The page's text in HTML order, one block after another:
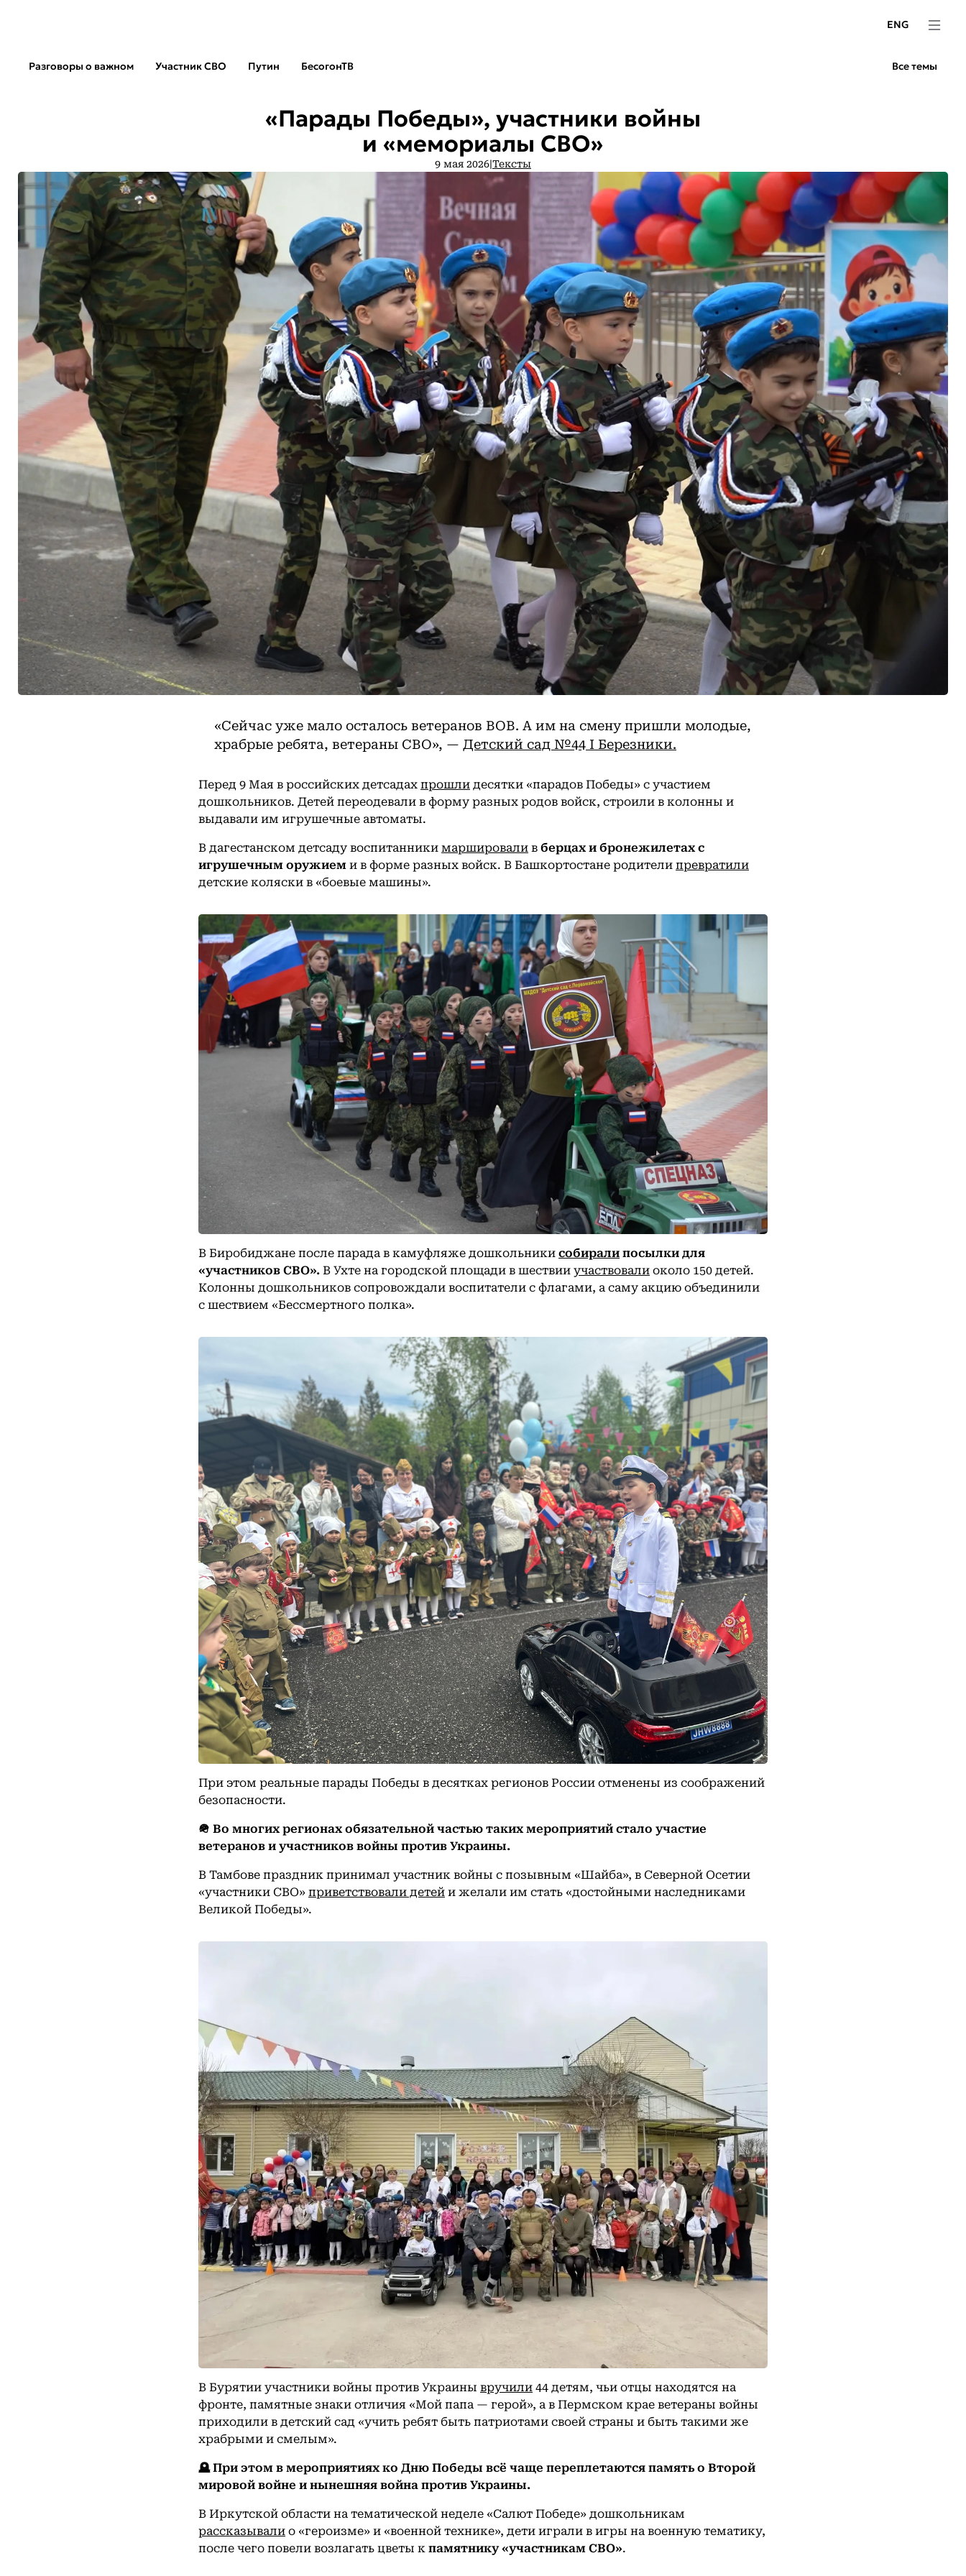
ENG
Разговоры о важном Участник СВО Путин БесогонТВ Все темы
«Парады Победы», участники войны
и «мемориалы СВО»
9 мая 2026|Тексты
«Сейчас уже мало осталось ветеранов ВОВ. А им на смену пришли молодые,
храбрые ребята, ветераны СВО», — Детский сад №44 I Березники.
Перед 9 Мая в российских детсадах прошли десятки «парадов Победы» с участием
дошкольников. Детей переодевали в форму разных родов войск, строили в колонны и
выдавали им игрушечные автоматы.
В дагестанском детсаду воспитанники маршировали в берцах и бронежилетах с
игрушечным оружием и в форме разных войск. В Башкортостане родители превратили
детские коляски в «боевые машины».
В Биробиджане после парада в камуфляже дошкольники собирали посылки для
«участников СВО». В Ухте на городской площади в шествии участвовали около 150 детей.
Колонны дошкольников сопровождали воспитатели с флагами, а саму акцию объединили
с шествием «Бессмертного полка».
При этом реальные парады Победы в десятках регионов России отменены из соображений
безопасности.
🪖 Во многих регионах обязательной частью таких мероприятий стало участие
ветеранов и участников войны против Украины.
В Тамбове праздник принимал участник войны с позывным «Шайба», в Северной Осетии
«участники СВО» приветствовали детей и желали им стать «достойными наследниками
Великой Победы».
В Бурятии участники войны против Украины вручили 44 детям, чьи отцы находятся на
фронте, памятные знаки отличия «Мой папа — герой», а в Пермском крае ветераны войны
приходили в детский сад «учить ребят быть патриотами своей страны и быть такими же
храбрыми и смелым».
🪦 При этом в мероприятиях ко Дню Победы всё чаще переплетаются память о Второй
мировой войне и нынешняя война против Украины.
В Иркутской области на тематической неделе «Салют Победе» дошкольникам
рассказывали о «героизме» и «военной технике», дети играли в игры на военную тематику,
после чего повели возлагать цветы к памятнику «участникам СВО».